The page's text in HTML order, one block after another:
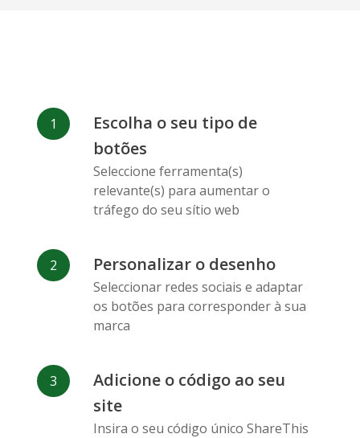
Facebook
Messenger
Odnoklassniki
Weibo
Vk Blogger Snapchat
Xing
Escolha o seu tipo de
botões
Seleccione ferramenta(s)
relevante(s) para aumentar o
tráfego do seu sítio web
Personalizar o desenho
Seleccionar redes sociais e adaptar
os botões para corresponder à sua
marca
Adicione o código ao seu
site
Insira o seu código único ShareThis